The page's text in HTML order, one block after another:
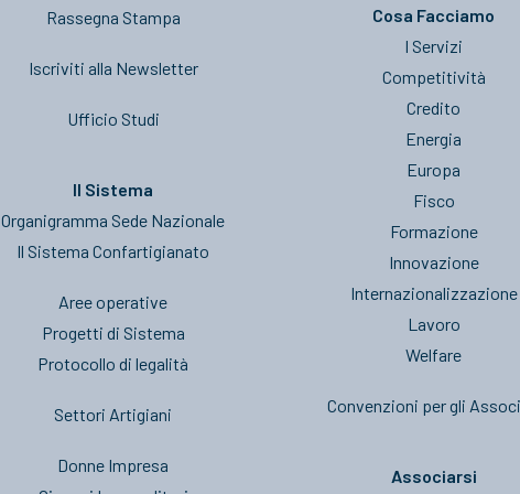
Rassegna Stampa
Iscriviti alla Newsletter
Ufficio Studi
Il Sistema
Organigramma Sede Nazionale
Il Sistema Confartigianato
Aree operative
Progetti di Sistema
Protocollo di legalità
Settori Artigiani
Donne Impresa
Cosa Facciamo
I Servizi
Competitività
Credito
Energia
Europa
Fisco
Formazione
Innovazione
Internazionalizzazione
Lavoro
Welfare
Convenzioni per gli
Associarsi